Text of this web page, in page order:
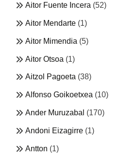
Aitor Fuente Incera (52)
Aitor Mendarte (1)
Aitor Mimendia (5)
Aitor Otsoa (1)
Aitzol Pagoeta (38)
Alfonso Goikoetxea (10)
Ander Muruzabal (170)
Andoni Eizagirre (1)
Antton (1)